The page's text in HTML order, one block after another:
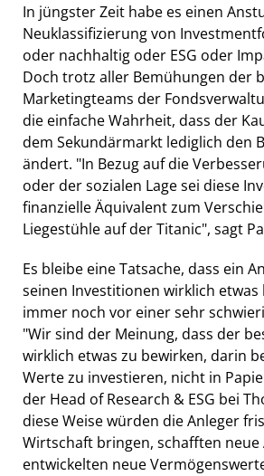
In jüngster Zeit habe es einen
Neuklassifizierung von
oder nachhaltig oder ESG oder
Doch trotz aller Bemühungen der
Marketingteams der
die einfache Wahrheit, dass der
dem Sekundärmarkt lediglich den
ändert. "In Bezug auf die
oder der sozialen Lage sei diese
finanzielle Äquivalent zum
Liegestühle auf der Titanic", sagt
Es bleibe eine Tatsache, dass ein
seinen Investitionen wirklich etwas
immer noch vor einer sehr
"Wir sind der Meinung, dass der
wirklich etwas zu bewirken, darin
Werte zu investieren, nicht in
der Head of Research & ESG bei
diese Weise würden die Anleger
Wirtschaft bringen, schafften neue
entwickelten neue